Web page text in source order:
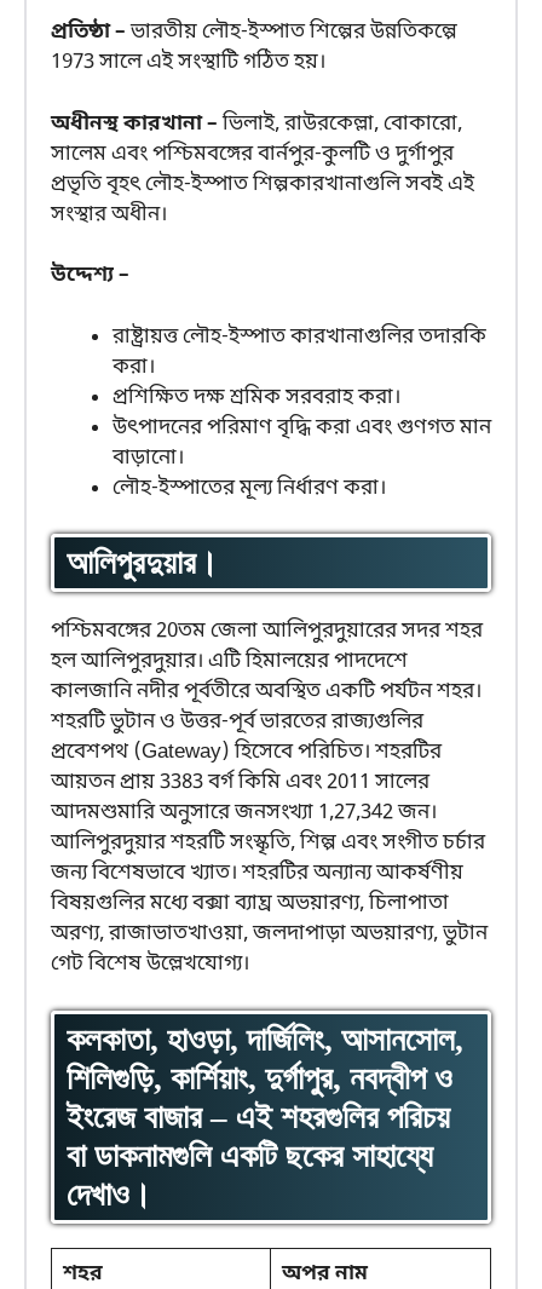
প্রতিষ্ঠা –ভারতীয় লৌহ-ইস্পাত শিল্পের উন্নতিকল্পে
1973 সালে এই সংস্থাটি গঠিত হয়।
অধীনস্থ কারখানা –ভিলাই, রাউরকেল্লা, বোকারো,
সালেম এবং পশ্চিমবঙ্গের বার্নপুর-কুলটি ও দুর্গাপুর
প্রভৃতি বৃহৎ লৌহ-ইস্পাত শিল্পকারখানাগুলি সবই এই
সংস্থার অধীন।
উদ্দেশ্য –
রাষ্ট্রায়ত্ত লৌহ-ইস্পাত কারখানাগুলির তদারকি
করা।
প্রশিক্ষিত দক্ষ শ্রমিক সরবরাহ করা।
উৎপাদনের পরিমাণ বৃদ্ধি করা এবং গুণগত মান
বাড়ানো।
লৌহ-ইস্পাতের মূল্য নির্ধারণ করা।
আলিপুরদুয়ার।
পশ্চিমবঙ্গের 20তম জেলা আলিপুরদুয়ারের সদর শহর
হল আলিপুরদুয়ার। এটি হিমালয়ের পাদদেশে
কালজানি নদীর পূর্বতীরে অবস্থিত একটি পর্যটন শহর।
শহরটি ভুটান ও উত্তর-পূর্ব ভারতের রাজ্যগুলির
প্রবেশপথ (Gateway) হিসেবে পরিচিত। শহরটির
আয়তন প্রায় 3383 বর্গ কিমি এবং 2011 সালের
আদমশুমারি অনুসারে জনসংখ্যা 1,27,342 জন।
আলিপুরদুয়ার শহরটি সংস্কৃতি, শিল্প এবং সংগীত চর্চার
জন্য বিশেষভাবে খ্যাত। শহরটির অন্যান্য আকর্ষণীয়
বিষয়গুলির মধ্যে বক্সা ব্যাঘ্র অভয়ারণ্য, চিলাপাতা
অরণ্য, রাজাভাতখাওয়া, জলদাপাড়া অভয়ারণ্য, ভুটান
গেট বিশেষ উল্লেখযোগ্য।
কলকাতা, হাওড়া, দার্জিলিং, আসানসোল,
শিলিগুড়ি, কার্শিয়াং, দুর্গাপুর, নবদ্বীপ ও
ইংরেজ বাজার – এই শহরগুলির পরিচয়
বা ডাকনামগুলি একটি ছকের সাহায্যে
দেখাও।
শহর অপর নাম